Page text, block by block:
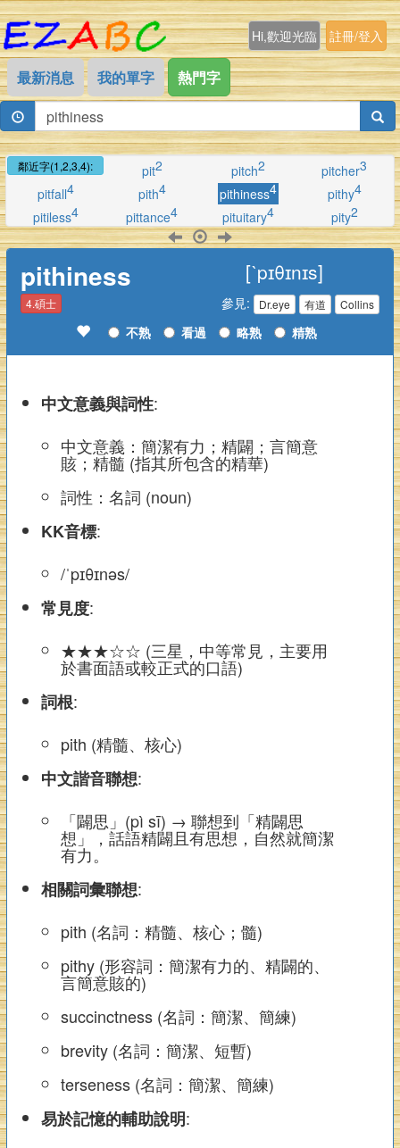
Hi,歡迎光臨 註冊/登入
最新消息 我的單字 熱門字
鄰近字(1,2,3,4): pit2 pitch2 pitcher3
pitfall4 pith4 pithiness4 pithy4
pitiless4 pittance4 pituitary4 pity2
pithiness [ˋpɪθɪnɪs]
4.碩士 參見: Dr.eye 有道 Collins
不熟 看過 略熟 精熟
中文意義與詞性:
中文意義：簡潔有力；精闢；言簡意
賅；精髓 (指其所包含的精華)
詞性：名詞 (noun)
KK音標:
/ˈpɪθɪnəs/
常見度:
★★★☆☆ (三星，中等常見，主要用
於書面語或較正式的口語)
詞根:
pith (精髓、核心)
中文諧音聯想:
「闢思」(pì sī) → 聯想到「精闢思
想」，話語精闢且有思想，自然就簡潔
有力。
相關詞彙聯想:
pith (名詞：精髓、核心；髓)
pithy (形容詞：簡潔有力的、精闢的、
言簡意賅的)
succinctness (名詞：簡潔、簡練)
brevity (名詞：簡潔、短暫)
terseness (名詞：簡潔、簡練)
易於記憶的輔助說明: